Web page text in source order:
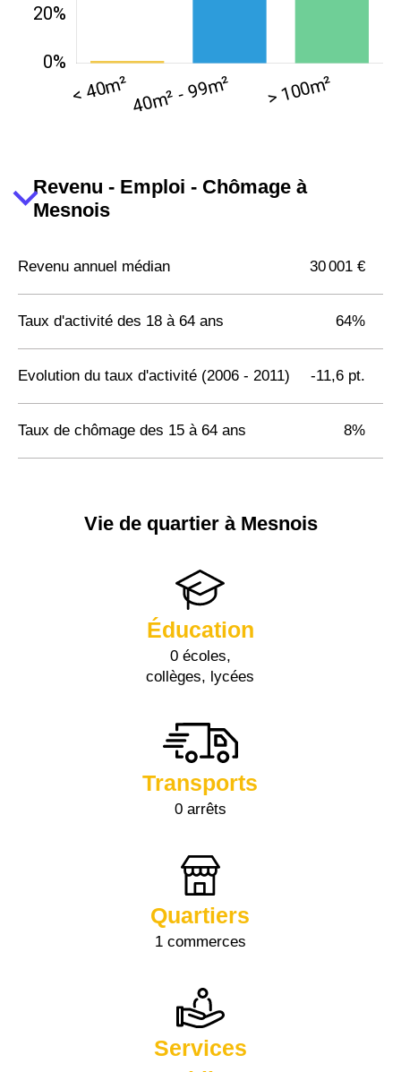
Revenu - Emploi - Chômage à
Mesnois
Revenu annuel médian 30 001 €
Taux d'activité des 18 à 64 ans 64%
Evolution du taux d'activité (2006 - 2011) -11,6 pt.
Taux de chômage des 15 à 64 ans 8%
Vie de quartier à Mesnois
Éducation
0 écoles,
collèges, lycées
Transports
0 arrêts
Quartiers
1 commerces
Services